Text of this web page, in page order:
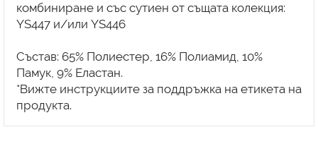
комбиниране и със сутиен от същата колекция:
YS447 и/или YS446
Състав: 65% Полиестер, 16% Полиамид, 10%
Памук, 9% Еластан.
*Вижте инструкциите за поддръжка на етикета на
продукта.